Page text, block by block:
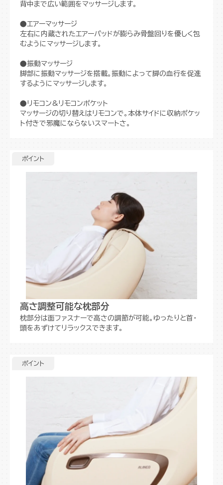
背中まで広い範囲をマッサージします。
●エアーマッサージ
左右に内蔵されたエアーパッドが膨らみ骨盤回りを優しく包
むようにマッサージします。
●振動マッサージ
脚部に振動マッサージを搭載。振動によって脚の血行を促進
するようにマッサージします。
●リモコン&リモコンポケット
マッサージの切り替えはリモコンで。本体サイドに収納ポケッ
ト付きで邪魔にならないスマートさ。
高さ調整可能な枕部分
枕部分は面ファスナーで高さの調節が可能。ゆったりと首・
頭をあずけてリラックスできます。
ポイント
ポイント